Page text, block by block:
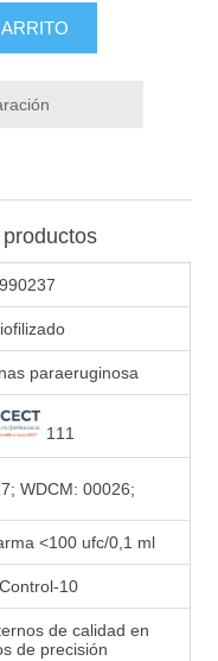
990237
paraeruginosa
111
WDCM: 00026;
<100 ufc/0,1 ml
10
de calidad en
de precisión